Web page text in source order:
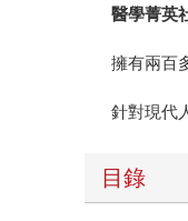
醫學菁英
擁有兩百
針對現代
目錄